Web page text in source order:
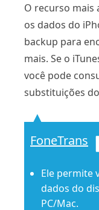
O recurso mais
os dados do
backup para
mais. Se o
você pode
substituições
FoneTrans
Ele permite
dados do
PC/Mac.